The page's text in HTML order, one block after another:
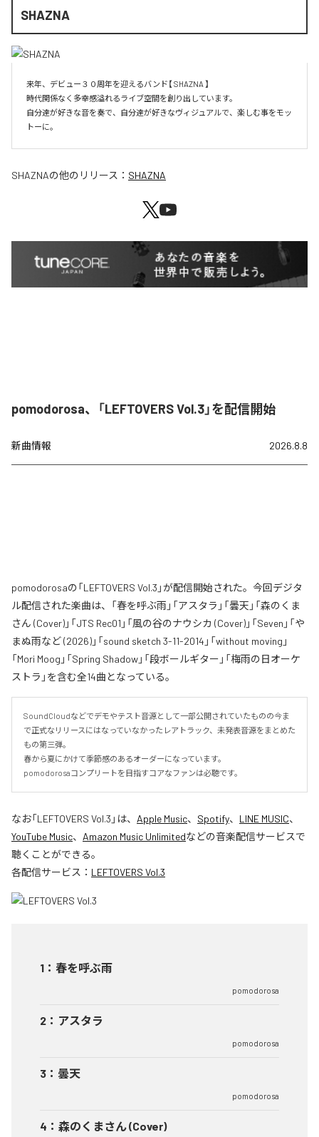
SHAZNA
来年、デビュー３０周年を迎えるバンド【 SHAZNA 】
時代関係なく多幸感溢れるライブ空間を創り出しています。
自分達が好きな音を奏で、自分達が好きなヴィジュアルで、楽しむ事をモッ
SHAZNAの他のリリース： SHAZNA
pomodorosa、「LEFTOVERS Vol.3」を配信開始
新曲情報 2026.8.8
pomodorosaの「LEFTOVERS Vol.3」が配信開始された。今回デジタ
ル配信された楽曲は、「春を呼ぶ雨」「アスタラ」「曇天」「森のくま
さん (Cover)」「JTS Rec01」「風の谷のナウシカ (Cover)」「Seven」「や
まぬ雨など (2026)」「sound sketch 3-11-2014」「without moving」
「Mori Moog」「Spring Shadow」「段ボールギター」「梅雨の日オーケ
ストラ」を含む全14曲となっている。
SoundCloudなどでデモやテスト音源として一部公開されていたものの今ま
で正式なリリースにはなっていなかったレアトラック、未発表音源をまとめた
もの第三弾。
春から夏にかけて季節感のあるオーダーになっています。
pomodorosaコンプリートを目指すコアなファンは必聴です。
なお「LEFTOVERS Vol.3 」は、 Apple Music、 Spotify、 LINE MUSIC、
YouTube Music、 Amazon Music Unlimitedなどの音楽配信サービスで
聴くことができる。
各配信サービス： LEFTOVERS Vol.3
1 ： 春を呼ぶ雨
pomodorosa
2 ： アスタラ
pomodorosa
3 ： 曇天
pomodorosa
4 ： 森のくまさん (Cover)